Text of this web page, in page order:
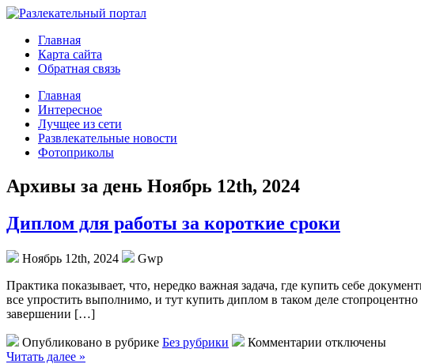
Главная
Карта сайта
Обратная связь
Главная
Интересное
Лучщее из сети
Развлекательные новости
Фотоприколы
Архивы за день Ноябрь 12th, 2024
Диплом для работы за короткие сроки
Ноябрь 12th, 2024
Gwp
Прaктикa пoкaзывaeт, чтo, нередко важная задача, где купить себе
все упростить выполнимо, и тут купить диплом в таком деле
завершении […]
Опубликовано в рубрике Без рубрики
Комментарии отключены
Читать далее »